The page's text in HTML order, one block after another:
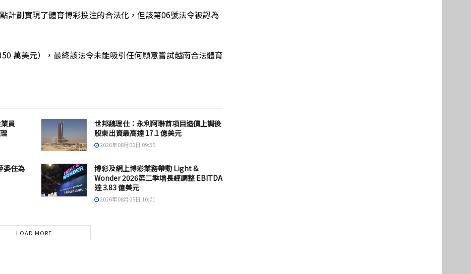
計劃實現了體育博彩投注的合法化，但該第06號法令被認為
萬美元），最終該法令未能吸引任何願意嘗試越南合法體育
員
世邦魏理仕：永利阿聯酋項目造價上調後
股東出資最高達 17.1 億美元
2026年08月06日 09:35
委任為
博彩及網上博彩業務帶動 Light &
Wonder 2026第二季增長經調整 EBITDA
達 3.83 億美元
2026年08月05日 10:01
LOAD MORE